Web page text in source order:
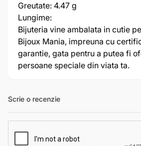
Greutate: 4.47 g
Lungime:
Bijuteria vine ambalata in cutie
Bijoux Mania, impreuna cu
garantie, gata pentru a putea fi
persoane speciale din viata ta.
Scrie o recenzie